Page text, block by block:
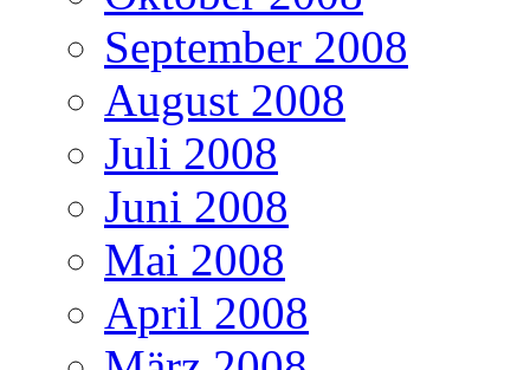
September 2008
August 2008
Juli 2008
Juni 2008
Mai 2008
April 2008